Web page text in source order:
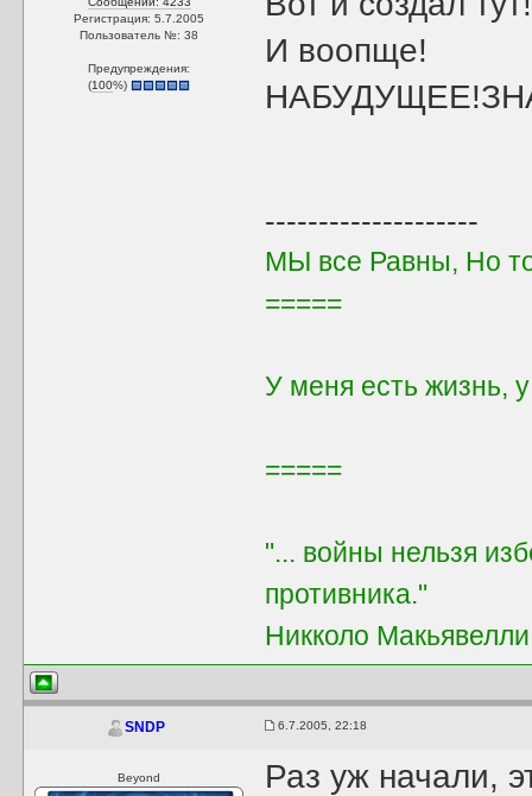
Регистрация: 5.7.2005
Пользователь №: 38
Предупреждения:
(100%)
И воопще!
--------------------
МЫ все Равны, Но
=====
У меня есть жизнь,
=====
"... войны нельзя
противника."
Никколо Макьявелли
SNDP 6.7.2005, 22:18
Beyond
Раз уж начали,